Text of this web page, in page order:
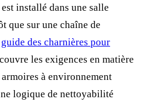
installé dans une salle
que sur une chaîne de
guide des charnières pour
couvre les exigences en matière
à environnement
logique de nettoyabilité